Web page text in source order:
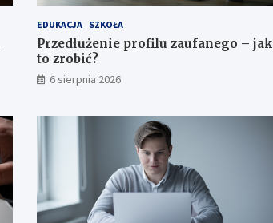
EDUKACJA SZKOŁA
Przedłużenie profilu zaufanego – jak
to zrobić?
6 sierpnia 2026